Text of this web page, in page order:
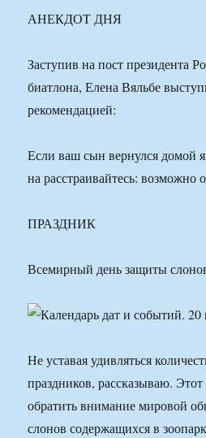
АНЕКДОТ ДНЯ
Заступив на пост президента
биатлона, Елена Вяльбе
рекомендацией:
Если ваш сын вернулся домой
на расстраивайтесь: возможно
ПРАЗДНИК
Всемирный день защиты
Не уставая удивляться
праздников, рассказываю.
обратить внимание мировой
слонов содержащихся в